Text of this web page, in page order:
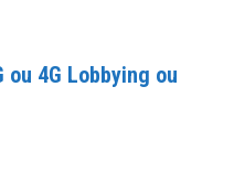
4G Lobbying ou